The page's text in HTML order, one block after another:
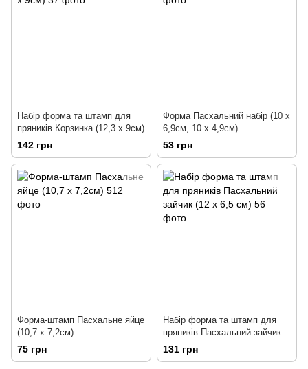
Набір форма та штамп для
пряників Корзинка (12,3 х 9см)
142 грн
Форма Пасхальний набір (10 х
6,9см, 10 х 4,9см)
53 грн
Форма-штамп Пасхальне яйце
(10,7 х 7,2см)
75 грн
Набір форма та штамп для
пряників Пасхальний зайчик
(12 х 6,5 см)
131 грн